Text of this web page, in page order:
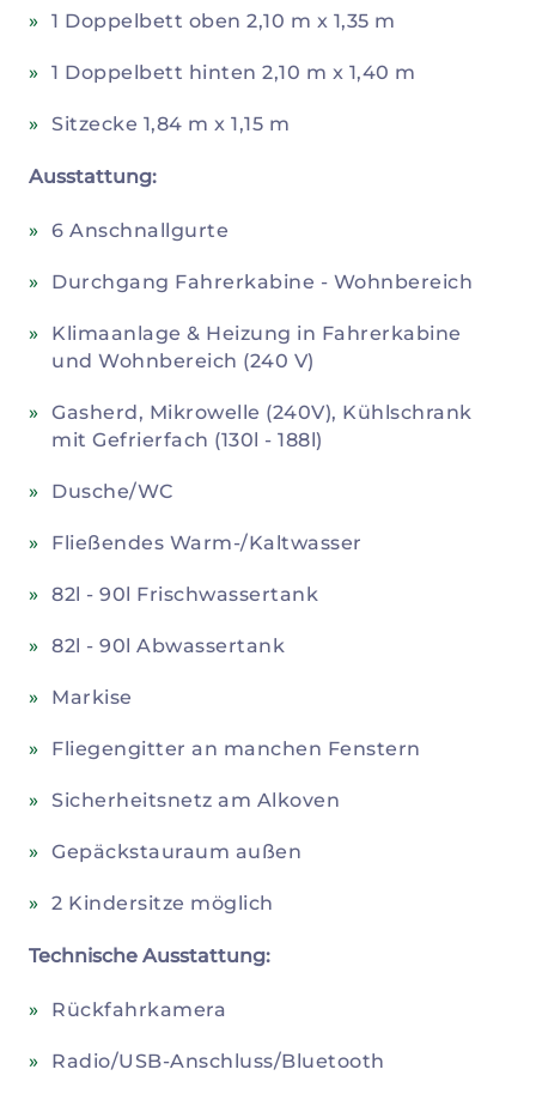
1 Doppelbett oben 2,10 m x 1,35 m
1 Doppelbett hinten 2,10 m x 1,40 m
Sitzecke 1,84 m x 1,15 m
Ausstattung:
6 Anschnallgurte
Durchgang Fahrerkabine - Wohnbereich
Klimaanlage & Heizung in Fahrerkabine
und Wohnbereich (240 V)
Gasherd, Mikrowelle (240V), Kühlschrank
mit Gefrierfach (130l - 188l)
Dusche/WC
Fließendes Warm-/Kaltwasser
82l - 90l Frischwassertank
82l - 90l Abwassertank
Markise
Fliegengitter an manchen Fenstern
Sicherheitsnetz am Alkoven
Gepäckstauraum außen
2 Kindersitze möglich
Technische Ausstattung:
Rückfahrkamera
Radio/USB-Anschluss/Bluetooth